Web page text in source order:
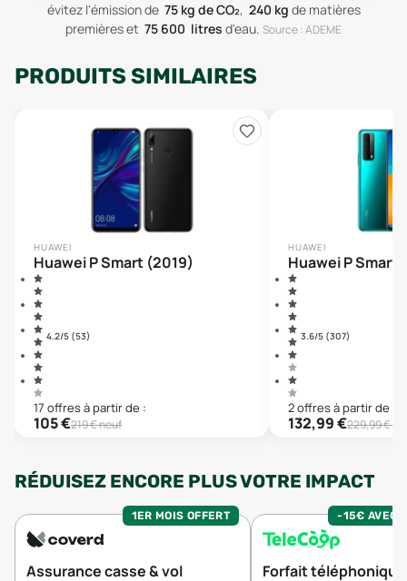
évitez l'émission de 75 kg de CO₂, 240 kg de matières
premièreset 75 600 litres d'eau. Source : ADEME
PRODUITS SIMILAIRES
HUAWEI
Huawei P Smart (2019)
4.2/5 (53)
17 offresà partir de :
105€219€ neuf
HUAWEI
Huawei P Smart
3.6/5 (307)
2offresà partir de :
132,99€229,99€
RÉDUISEZ ENCORE PLUS VOTRE IMPACT
1ER MOIS OFFERT
Assurance casse & vol
-15€ AVEC
Forfait téléphonique